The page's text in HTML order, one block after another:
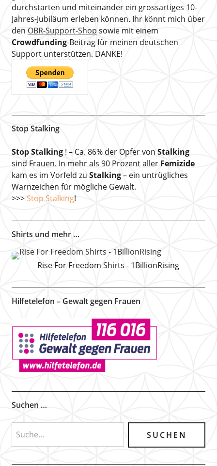
durchstarten und miteinander ein grossartiges 10-
Jahres-Jubiläum erleben können. Ihr könnt mich über
den OBR-Support-Shop sowie mit einem
Crowdfunding-Beitrag für meinen deutschen
Support unterstützen. DANKE!
Stop Stalking
Stop Stalking! – Ca. 86% der Opfer von Stalking
sind Frauen. In mehr als 90 Prozent aller Femizide
kam es im Vorfeld zu Stalking– ein untrügliches
Warnzeichen für mögliche Gewalt.
>>> Stop Stalking!
Shirts und mehr …
Rise For Freedom Shirts - 1BillionRising
Hilfetelefon – Gewalt gegen Frauen
Suchen …